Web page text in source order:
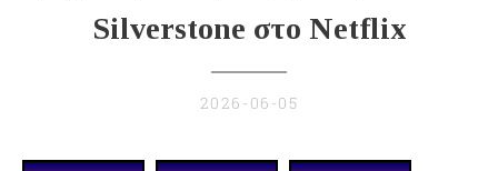
Silverstone στο Netflix
2026-06-05